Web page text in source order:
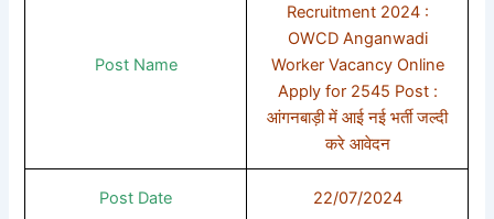
Post Name
Recruitment 2024 :
OWCD Anganwadi
Worker Vacancy Online
Apply for 2545 Post :
आंगनबाड़ी में आई नई भर्ती जल्दी
करे आवेदन
Post Date 22/07/2024